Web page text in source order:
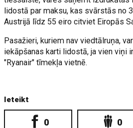
lidostā par maksu, kas svārstās no
Austrijā līdz 55 eiro citviet Eiropās
Pasažieri, kuriem nav viedtālruņa,
iekāpšanas karti lidostā, ja vien viņi
"Ryanair" tīmekļa vietnē.
Ieteikt
0 0